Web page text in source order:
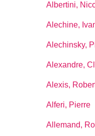
Albertini,
Alechine,
Alechinsky,
Alexandre,
Alexis,
Alferi, Pierre
Allemand,